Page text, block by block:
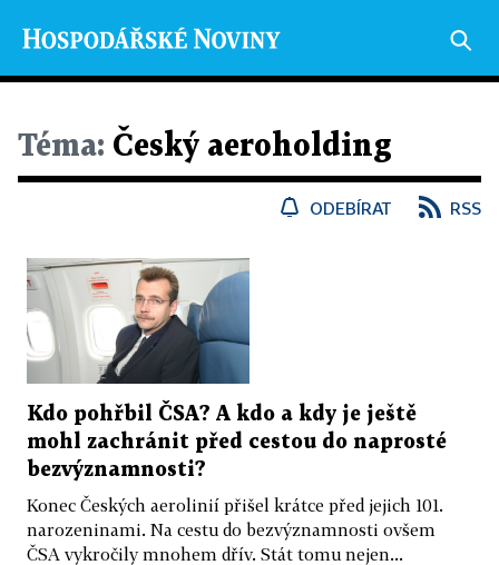
Téma: Český aeroholding
ODEBÍRAT RSS
Kdo pohřbil ČSA? A kdo a kdy je ještě
mohl zachránit před cestou do naprosté
bezvýznamnosti?
Konec Českých aerolinií přišel krátce před jejich 101.
narozeninami. Na cestu do bezvýznamnosti ovšem
ČSA vykročily mnohem dřív. Stát tomu nejen...